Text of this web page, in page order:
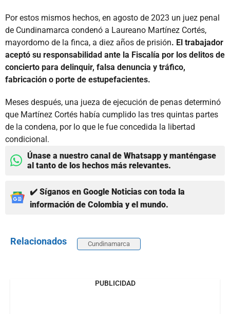
Por estos mismos hechos, en agosto de 2023 un juez penal
de Cundinamarca condenó a Laureano Martínez Cortés,
mayordomo de la finca, a diez años de prisión. El trabajador
aceptó su responsabilidad ante la Fiscalía por los delitos de
concierto para delinquir, falsa denuncia y tráfico,
fabricación o porte de estupefacientes.
Meses después, una jueza de ejecución de penas determinó
que Martínez Cortés había cumplido las tres quintas partes
de la condena, por lo que le fue concedida la libertad
condicional.
Únase a nuestro canal de Whatsapp y manténgase
al tanto de los hechos más relevantes.
✔️ Síganos en Google Noticias con toda la
información de Colombia y el mundo.
Relacionados Cundinamarca
PUBLICIDAD